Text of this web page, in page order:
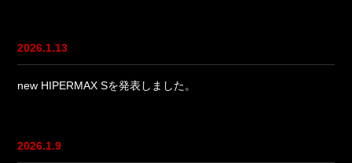
2026.1.13
new HIPERMAX Sを発表しました。
2026.1.9